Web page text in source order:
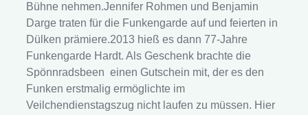
Bühne nehmen.Jennifer Rohmen und Benjamin
Darge traten für die Funkengarde auf und feierten in
Dülken prämiere.2013 hieß es dann 77-Jahre
Funkengarde Hardt. Als Geschenk brachte die
Spönnradsbeen einen Gutschein mit, der es den
Funken erstmalig ermöglichte im
Veilchendienstagszug nicht laufen zu müssen. Hier